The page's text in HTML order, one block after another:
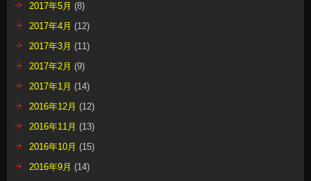
2017年5月 (8)
2017年4月 (12)
2017年3月 (11)
2017年2月 (9)
2017年1月 (14)
2016年12月 (12)
2016年11月 (13)
2016年10月 (15)
2016年9月 (14)